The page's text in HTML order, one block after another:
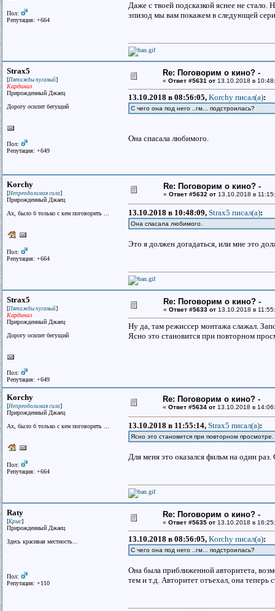
Пол:
Репутация: +664
Даже с твоей подсказкой яснее не
эпизод мы вам покажем в следующей
Strax5
[Пятижды пуганый]
Кардинал
Прирожденный Джаец
Дорогу осилит бегущий
Пол:
Репутация: +649
Re: Поговорим о кино? -
« Ответ #5631 от 13.10.2018 в
13.10.2018 в 08:56:05, Korchy писал(a):
С чего она под него ..гм... подстроилась?
Она спасала любимого.
Korchy
[Непреодолимая сила]
Прирожденный Джаец
Ах, было б только с кем поговорить ...
Пол:
Репутация: +664
Re: Поговорим о кино? -
« Ответ #5632 от 13.10.2018 в
13.10.2018 в 10:48:09, Strax5 писал(a):
Она спасала любимого.
Это я должен догадаться, или мне это
Strax5
[Пятижды пуганый]
Кардинал
Прирожденный Джаец
Дорогу осилит бегущий
Пол:
Репутация: +649
Re: Поговорим о кино? -
« Ответ #5633 от 13.10.2018 в
Ну да, там режиссер монтажа слажал.
Ясно это становится при повторном
Korchy
[Непреодолимая сила]
Прирожденный Джаец
Ах, было б только с кем поговорить ...
Пол:
Репутация: +664
Re: Поговорим о кино? -
« Ответ #5634 от 13.10.2018 в
13.10.2018 в 11:55:14, Strax5 писал(a):
Ясно это становится при повторном просмотре.
Для меня это оказался фильм на один
Raty
[Крыс]
Прирожденный Джаец
Здесь красивая местность...
Пол:
Репутация: +110
Re: Поговорим о кино? -
« Ответ #5635 от 13.10.2018 в
13.10.2018 в 08:56:05, Korchy писал(a):
С чего она под него ..гм... подстроилась?
Она была приближенной авторитета,
тем и т.д. Авторитет отъехал, она теперь